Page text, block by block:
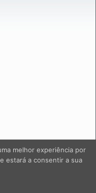
melhor experiência por
estará a consentir a sua